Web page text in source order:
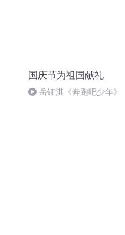
国庆节为祖国献礼
岳钲淇《奔跑吧少年》